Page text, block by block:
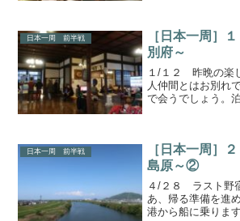
る電気店の創業者
日本一周 前半戦
［日本一周］
別府～
１/１２ 昨晩の楽
人仲間とはお別れ
で会うでしょう。
湯はリゾート感あ
日本一周 前半戦
［日本一周］
島原～②
４/２８ ラスト野
あ、帰る準備を進
港から船に乗りま